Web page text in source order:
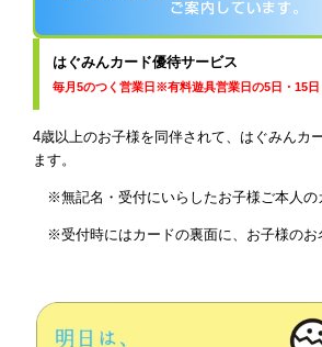
はぐみんカード優待サービス
毎月5のつく営業日※有料遊具営業日の5日・15日
4歳以上のお子様を同伴されて、はぐみんカ
ます。
※無記名・受付にいらしたお子様
※受付時にはカードの裏面に、お子様のお